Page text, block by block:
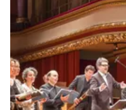
l’un des plus
de l’histoire de la
plus célèbre de
témoignage le plus
génie, de sa
à interpeller en